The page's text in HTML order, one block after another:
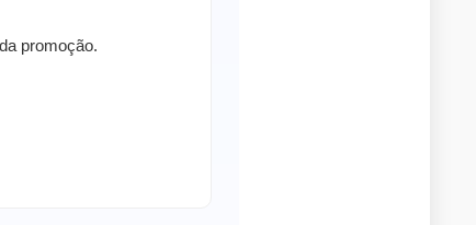
promoção.